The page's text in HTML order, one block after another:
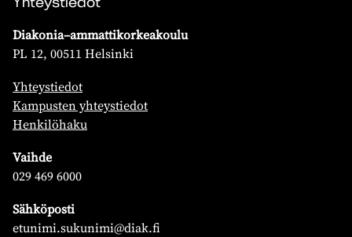
Diakonia–ammattikorkeakoulu
PL 12, 00511 Helsinki
Yhteystiedot
Kampusten yhteystiedot
Henkilöhaku
Vaihde
029 469 6000
Sähköposti
etunimi.sukunimi@diak.fi